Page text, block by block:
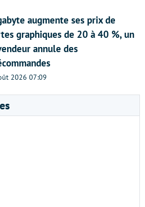
augmente ses prix de
graphiques de 20 à 40 %, un
annule des
2026 07:09